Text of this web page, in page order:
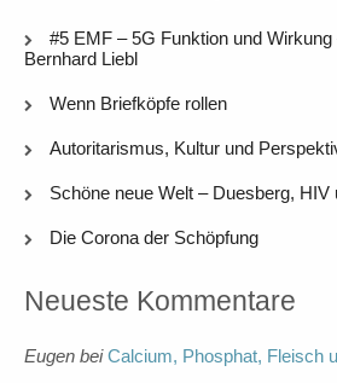
#5 EMF – 5G Funktion und Wirkung
Bernhard Liebl
Wenn Briefköpfe rollen
Autoritarismus, Kultur und
Schöne neue Welt – Duesberg, HIV
Die Corona der Schöpfung
Neueste Kommentare
Eugen beiCalcium, Phosphat, Fleisch